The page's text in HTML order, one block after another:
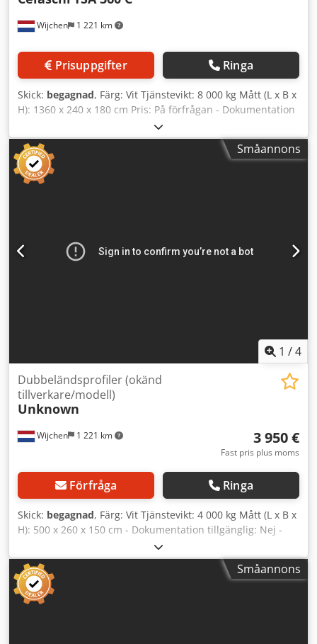
Wijchen 1 221 km
Prisuppgifter Ringa
Skick: begagnad, Färg: Vit Tjänstevikt: 8 000 kg Mått (L x B x
H): 1360 x 240 x 180 cm Pris: På förfrågan - Dokumentation
tillgänglig: Nej - CE-certifikat finns: Nej - Serienummer:
3652 - Antal spindlar [st]: 10 - Minsta arbetsbredd [mm]:
200 - Maximala arbetsbredd [mm]: 3500 - Transportmått:
13 600 mm x 2 400 mm x 1 800 mm (l x b x h) -
Transportvikt [kg]: 8 000 kg - Transportpaket [st]: 3
som helst för alla produkter inom industriområdet. Yorick
Diebels Dedpfszln Nzsx Ab Eokr
Småannons
1 /4
Wijchen 1 221 km
Dubbeländsprofiler (okänd
tillverkare/modell)
Unknown
3 950 €
Fast pris plus moms
Förfråga Ringa
Skick: begagnad, Färg: Vit Tjänstevikt: 4 000 kg Mått (L x B x
H): 500 x 260 x 150 cm - Dokumentation tillgänglig: Nej -
CE-certifikat finns: Nej - Max. arbetsbredd [mm]: 2700 -
Transportmått: 5000 mm x 2600 mm x 1500 mm (l x b x h) -
Transportvikt [kg]: 4000 kg - Transportförpackningar [st]: 1
Finansiell information Moms: Det angivna priset är
exklusive moms. Moms/marginalbeskattning: Moms kan
Småannons